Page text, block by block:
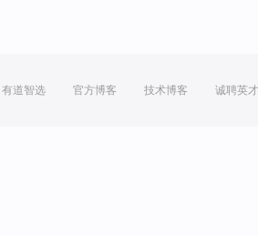
有道智选 官方博客 技术博客 诚聘英才